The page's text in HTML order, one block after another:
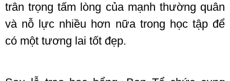
trân trọng tấm lòng của mạnh thường quân
và nỗ lực nhiều hơn nữa trong học tập để
có một tương lai tốt đẹp.